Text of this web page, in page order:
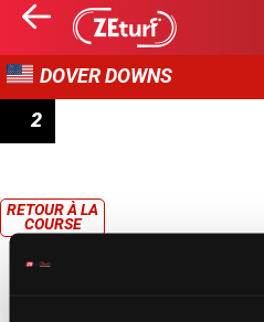
DOVER DOWNS
2
RETOUR À LA
COURSE